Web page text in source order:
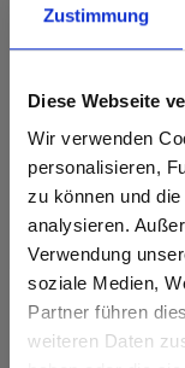
Zustimmung
Diese Webseite
Wir verwenden
personalisieren,
zu können und
analysieren.
Verwendung
soziale Medien,
Partner führen
weiteren Daten
Are you
Ce décor ne
Code NCS le plus
Code CMJN le
toujours
Durable
Résistant